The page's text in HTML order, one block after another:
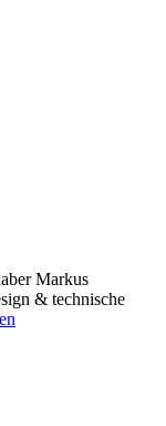
Markus
& technische